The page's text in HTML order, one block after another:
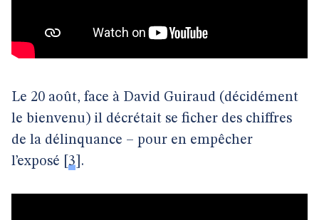
Le 20 août, face à David Guiraud (décidément
le bienvenu) il décrétait se ficher des chiffres
de la délinquance – pour en empêcher
l’exposé
3 .